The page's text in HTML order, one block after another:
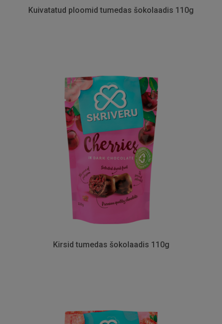
Kuivatatud ploomid tumedas šokolaadis 110g
Kirsid tumedas šokolaadis 110g